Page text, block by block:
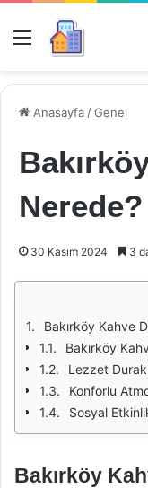
Menü
Anasayfa /Genel
Nerede?
30 Kasım 2024 3
Bakırköy Kahve
Bakırköy
Lezzet
Konforlu
Sosyal
Bakırköy